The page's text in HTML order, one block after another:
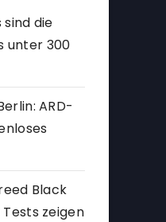
sind die
unter 300
ARD-
Black
Tests zeigen